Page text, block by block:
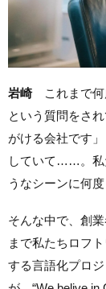
岩崎
これまで
という質問をさ
がける会社です
していて……。私
うなシーンに何
そんな中で、創
まで私たちロフ
する言語化プロ